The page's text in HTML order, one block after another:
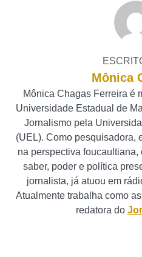
Mônica
Mônica Chagas Ferreira é
Universidade Estadual de
Jornalismo pela
(UEL). Como pesquisadora,
na perspectiva
saber, poder e política
jornalista, já atuou em
Atualmente trabalha como
redatora do